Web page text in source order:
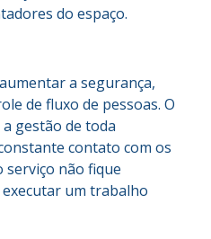
do espaço.
a segurança,
de fluxo de pessoas. O
gestão de toda
contato com os
não fique
um trabalho